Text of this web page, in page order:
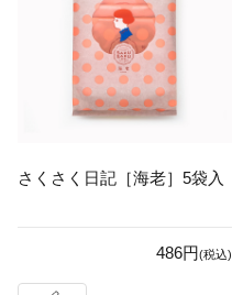
さくさく日記［海老］5袋入
486円(税込)